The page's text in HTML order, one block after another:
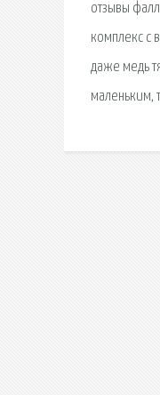
отзывы
комплекс с
даже медь
маленьким,